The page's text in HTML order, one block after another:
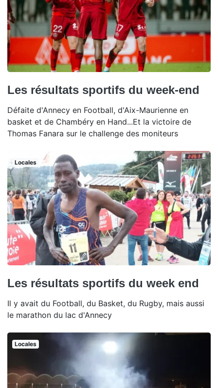
Les résultats sportifs du week-end
Défaite d'Annecy en Football, d'Aix-Maurienne en
basket et de Chambéry en Hand...Et la victoire de
Thomas Fanara sur le challenge des moniteurs
Locales
Les résultats sportifs du week end
Il y avait du Football, du Basket, du Rugby, mais aussi
le marathon du lac d'Annecy
Locales